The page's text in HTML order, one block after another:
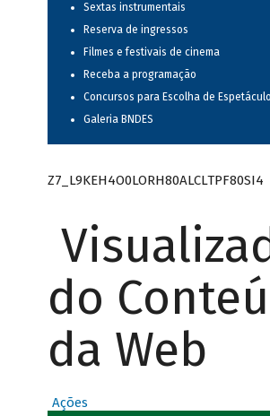
Sextas instrumentais
Reserva de ingressos
Filmes e festivais de cinema
Receba a programação
Concursos para Escolha de
Galeria BNDES
Z7_L9KEH4O0LORH80ALCLTPF80SI4
do
da Web
Ações